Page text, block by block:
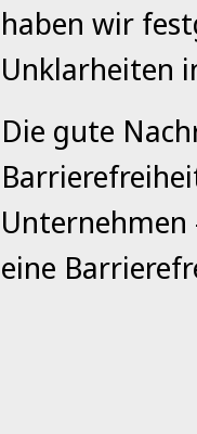
haben wir
Unklarheiten
Die gute
eine